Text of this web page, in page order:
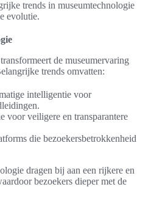
trends in museumtechnologie
evolutie.
de museumervaring
trends omvatten:
intelligentie voor
voor veiligere en transparantere
die bezoekersbetrokkenheid
dragen bij aan een rijkere en
bezoekers dieper met de